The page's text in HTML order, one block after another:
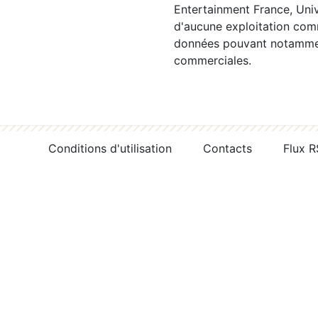
Entertainment France,
d'aucune exploitation
données pouvant
commerciales.
Conditions d'utilisation Contacts Flux